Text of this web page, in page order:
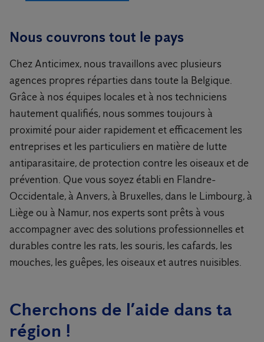
Nous couvrons tout le pays
Chez Anticimex, nous travaillons avec plusieurs
agences propres réparties dans toute la Belgique.
Grâce à nos équipes locales et à nos techniciens
hautement qualifiés, nous sommes toujours à
proximité pour aider rapidement et efficacement les
entreprises et les particuliers en matière de lutte
antiparasitaire, de protection contre les oiseaux et de
prévention. Que vous soyez établi en Flandre-
Occidentale, à Anvers, à Bruxelles, dans le Limbourg, à
Liège ou à Namur, nos experts sont prêts à vous
accompagner avec des solutions professionnelles et
durables contre les rats, les souris, les cafards, les
mouches, les guêpes, les oiseaux et autres nuisibles.
Cherchons de l’aide dans ta
région !